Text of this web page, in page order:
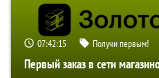
07:42:14 Получи первым!
Первый заказ в сети